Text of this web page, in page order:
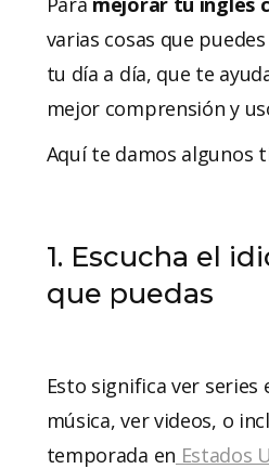
varias cosas que
tu día a día, que te
mejor comprensión y
Aquí te damos algunos
1. Escucha el
que puedas
Esto significa ver series
música, ver videos, o
temporada en Estados